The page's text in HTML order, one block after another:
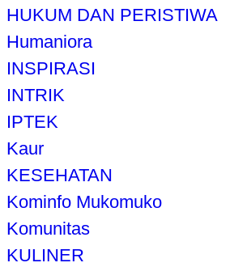
HUKUM DAN PERISTIWA
Humaniora
INSPIRASI
INTRIK
IPTEK
Kaur
KESEHATAN
Kominfo Mukomuko
Komunitas
KULINER